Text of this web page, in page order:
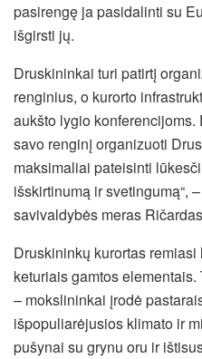
pasirengę ja pasidalinti su
išgirsti jų.
Druskininkai turi patirtį
renginius, o kurorto
aukšto lygio
savo renginį organizuoti
maksimaliai pateisinti
išskirtinumą ir svetingumą“,
savivaldybės meras
Druskininkų kurortas
keturiais gamtos
– mokslininkai įrodė
išpopuliarėjusios klimato ir
pušynai su grynu oru ir